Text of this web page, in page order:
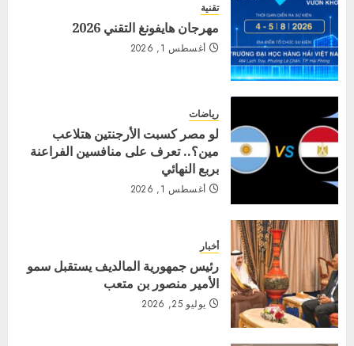
تقنية
مهرجان هايفونغ التقني 2026
أغسطس 1, 2026
رياضات
لو مصر كسبت الأرجنتين هتلاعب
مين؟.. تعرف على منافسين الفراعنة
بربع النهائي
أغسطس 1, 2026
أخبار
رئيس جمهورية المالديف يستقبل سمو
الأمير منصور بن متعب
يوليو 25, 2026